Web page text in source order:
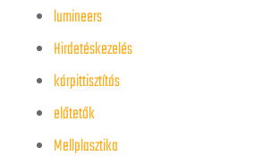
lumineers
Hirdetéskezelés
kárpittisztítás
előtetők
Mellplasztika